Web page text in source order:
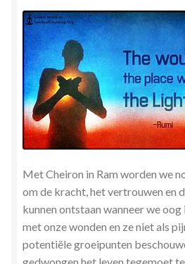
Zielsgeoriënteerde Jobcoaching
Met Cheiron in Ram worden we
om de kracht, het vertrouwen en
kunnen ontstaan wanneer we
met onze wonden en ze niet als
potentiële groeipunten